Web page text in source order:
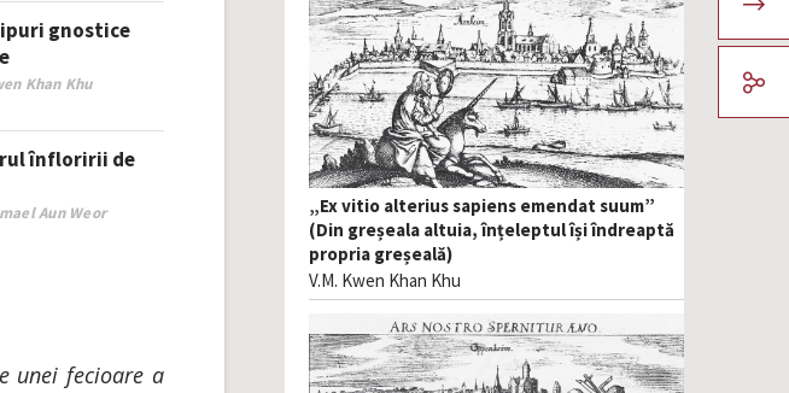
gnostice
Khan Khu
înfloririi de
Aun Weor
unei fecioare a
„Ex vitio alterius sapiens emendat suum”
(Din greșeala altuia, înțeleptul își îndreaptă
propria greșeală)
V.M. Kwen Khan Khu